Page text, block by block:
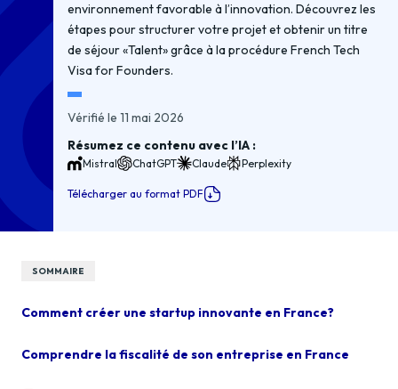
environnement favorable à l’innovation. Découvrez les
étapes pour structurer votre projet et obtenir un titre
de séjour «Talent» grâce à la procédure French Tech
Visa for Founders.
Vérifié le 11 mai 2026
Résumez ce contenu avec l’IA :
Mistral ChatGPT Claude Perplexity
Télécharger au format PDF
SOMMAIRE
Comment créer une startup innovante en France?
Comprendre la fiscalité de son entreprise en France